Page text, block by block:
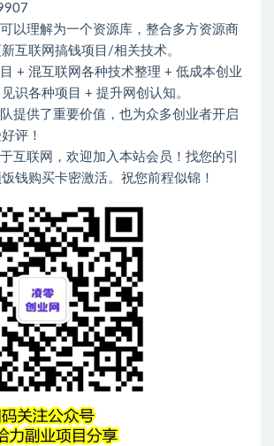
以理解为一个资源库，整合多方资源商
互联网搞钱项目/相关技术。
+ 混互联网各种技术整理 + 低成本创业
识各种项目 + 提升网创认知。
提供了重要价值，也为众多创业者开启
评！
互联网，欢迎加入本站会员！找您的引
钱购买卡密激活。祝您前程似锦！